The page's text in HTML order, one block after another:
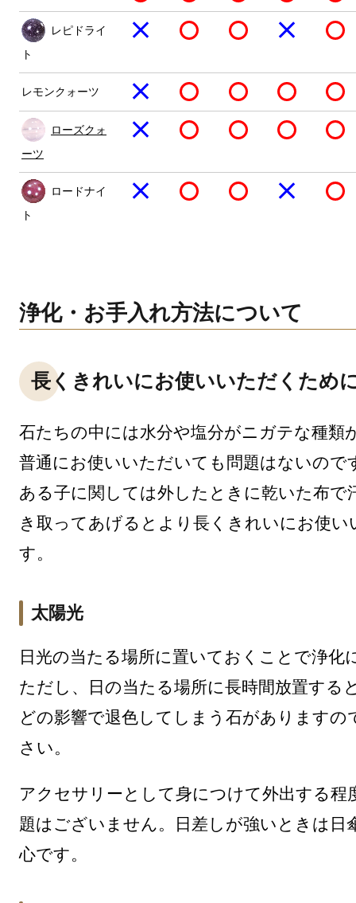
レピドライ
ト
レモンクォーツ
ローズクォ
ーツ
ロードナイ
ト
浄化・お手入れ方法について
長くきれいにお使いいただくため
石たちの中には水分や塩分がニガテな種類
普通にお使いいただいても問題はないので
ある子に関しては外したときに乾いた布で
き取ってあげるとより長くきれいにお使い
す。
太陽光
日光の当たる場所に置いておくことで浄化
ただし、日の当たる場所に長時間放置する
どの影響で退色してしまう石がありますの
さい。
アクセサリーとして身につけて外出する程
題はございません。日差しが強いときは日
心です。